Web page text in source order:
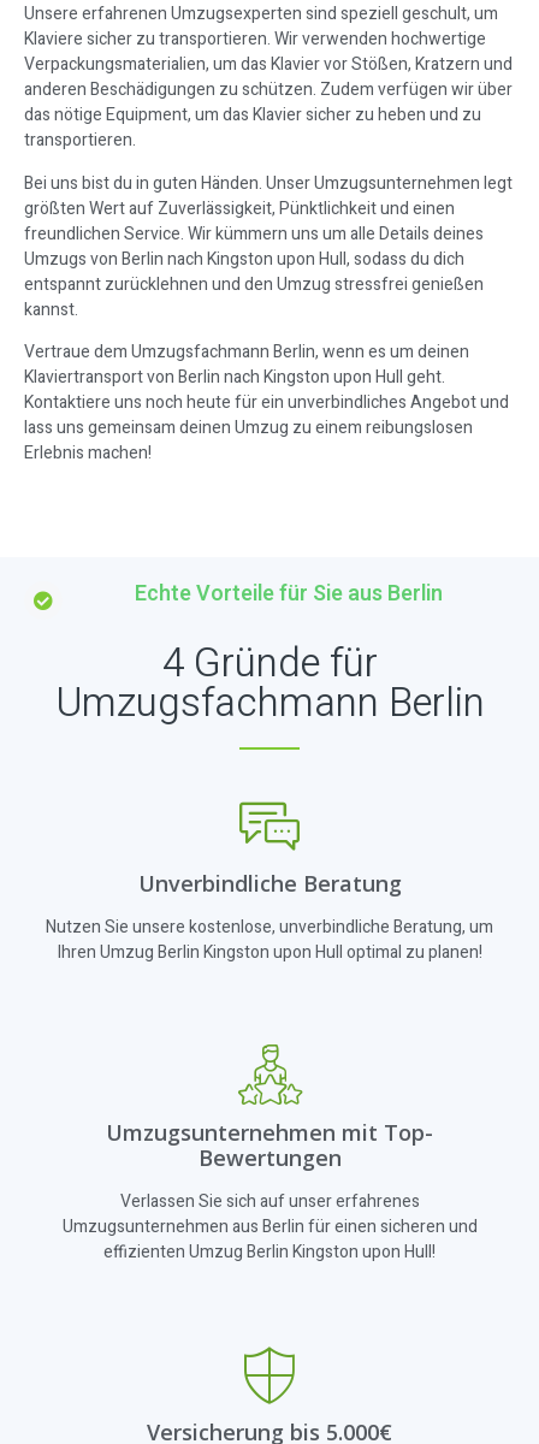
Unsere erfahrenen Umzugsexperten sind speziell geschult, um
Klaviere sicher zu transportieren. Wir verwenden hochwertige
Verpackungsmaterialien, um das Klavier vor Stößen, Kratzern und
anderen Beschädigungen zu schützen. Zudem verfügen wir über
das nötige Equipment, um das Klavier sicher zu heben und zu
transportieren.
Bei uns bist du in guten Händen. Unser Umzugsunternehmen legt
größten Wert auf Zuverlässigkeit, Pünktlichkeit und einen
freundlichen Service. Wir kümmern uns um alle Details deines
Umzugs von Berlin nach Kingston upon Hull, sodass du dich
entspannt zurücklehnen und den Umzug stressfrei genießen
kannst.
Vertraue dem Umzugsfachmann Berlin, wenn es um deinen
Klaviertransport von Berlin nach Kingston upon Hull geht.
Kontaktiere uns noch heute für ein unverbindliches Angebot und
lass uns gemeinsam deinen Umzug zu einem reibungslosen
Erlebnis machen!
Echte Vorteile für Sie aus Berlin
4 Gründe für
Umzugsfachmann Berlin
Unverbindliche Beratung
Nutzen Sie unsere kostenlose, unverbindliche Beratung, um
Ihren Umzug Berlin Kingston upon Hull optimal zu planen!
Umzugsunternehmen mit Top-
Bewertungen
Verlassen Sie sich auf unser erfahrenes
Umzugsunternehmen aus Berlin für einen sicheren und
effizienten Umzug Berlin Kingston upon Hull!
Versicherung bis 5.000€